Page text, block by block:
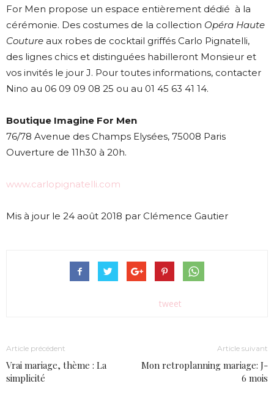
For Men propose un espace entièrement dédié à la
cérémonie. Des costumes de la collection Opéra Haute
Couture aux robes de cocktail griffés Carlo Pignatelli,
des lignes chics et distinguées habilleront Monsieur et
vos invités le jour J. Pour toutes informations, contacter
Nino au 06 09 09 08 25 ou au 01 45 63 41 14.
Boutique Imagine For Men
76/78 Avenue des Champs Elysées, 75008 Paris
Ouverture de 11h30 à 20h.
www.carlopignatelli.com
Mis à jour le 24 août 2018 par Clémence Gautier
tweet
Article précédent
Vrai mariage, thème : La
simplicité
Article suivant
Mon retroplanning mariage: J-
6 mois